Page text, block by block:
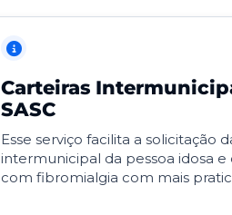
Carteiras
SASC
Esse serviço facilita a solicitação
intermunicipal da pessoa idosa e
com fibromialgia com mais